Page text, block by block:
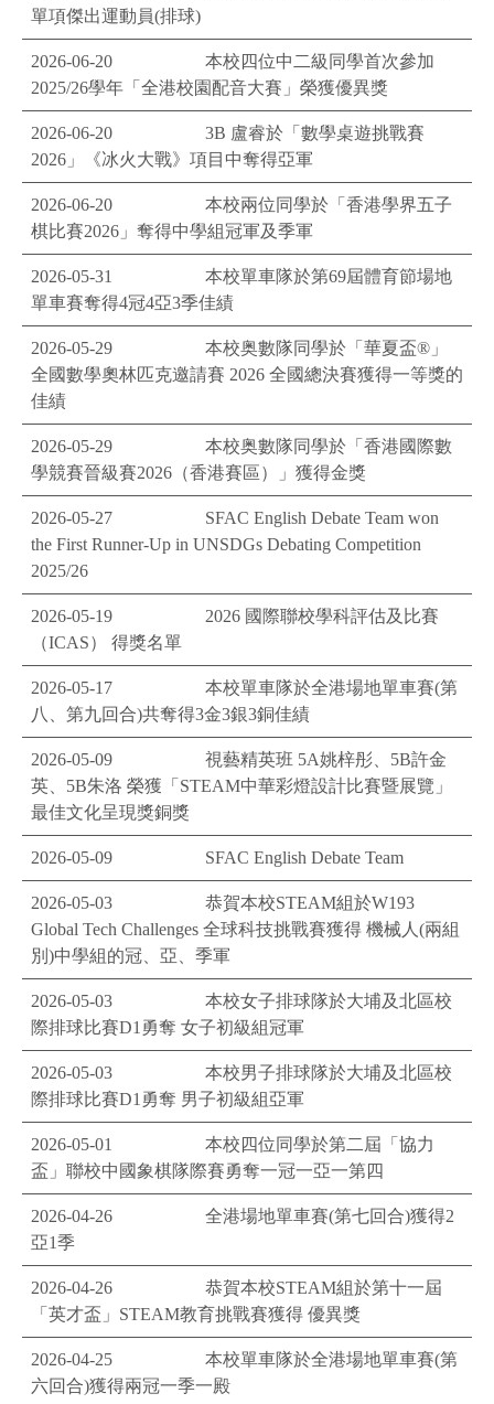
單項傑出運動員(排球)
2026-06-20
本校四位中二級同學首次參加
2025/26學年「全港校園配音大賽」榮獲優異獎
2026-06-20
3B 盧睿於「數學桌遊挑戰賽
2026」《冰火大戰》項目中奪得亞軍
2026-06-20
本校兩位同學於「香港學界五子
棋比賽2026」奪得中學組冠軍及季軍
2026-05-31
本校單車隊於第69屆體育節場地
單車賽奪得4冠4亞3季佳績
2026-05-29
本校奥數隊同學於「華夏盃®」
全國數學奧林匹克邀請賽 2026 全國總決賽獲得一等獎的
佳績
2026-05-29
本校奥數隊同學於「香港國際數
學競賽晉級賽2026（香港賽區）」獲得金獎
2026-05-27
SFAC English Debate Team won
the First Runner-Up in UNSDGs Debating Competition
2025/26
2026-05-19
2026 國際聯校學科評估及比賽
（ICAS） 得獎名單
2026-05-17
本校單車隊於全港場地單車賽(第
八、第九回合)共奪得3金3銀3銅佳績
2026-05-09
視藝精英班 5A姚梓彤、5B許金
英、5B朱洛 榮獲「STEAM中華彩燈設計比賽暨展覽」
最佳文化呈現獎銅獎
2026-05-09 SFAC English Debate Team
2026-05-03
恭賀本校STEAM組於W193
Global Tech Challenges ​全球科技挑戰賽獲得 機械人(兩組
別)中學組的冠、亞、季軍
2026-05-03
本校女子排球隊於大埔及北區校
際排球比賽D1勇奪 女子初級組冠軍
2026-05-03
本校男子排球隊於大埔及北區校
際排球比賽D1勇奪 男子初級組亞軍
2026-05-01
本校四位同學於第二屆「協力
盃」聯校中國象棋隊際賽勇奪一冠一亞一第四
2026-04-26
全港場地單車賽(第七回合)獲得2
亞1季
2026-04-26
恭賀本校STEAM組於第十一屆
「英才盃」STEAM教育挑戰賽獲得 優異獎
2026-04-25
本校單車隊於全港場地單車賽(第
六回合)獲得兩冠一季一殿